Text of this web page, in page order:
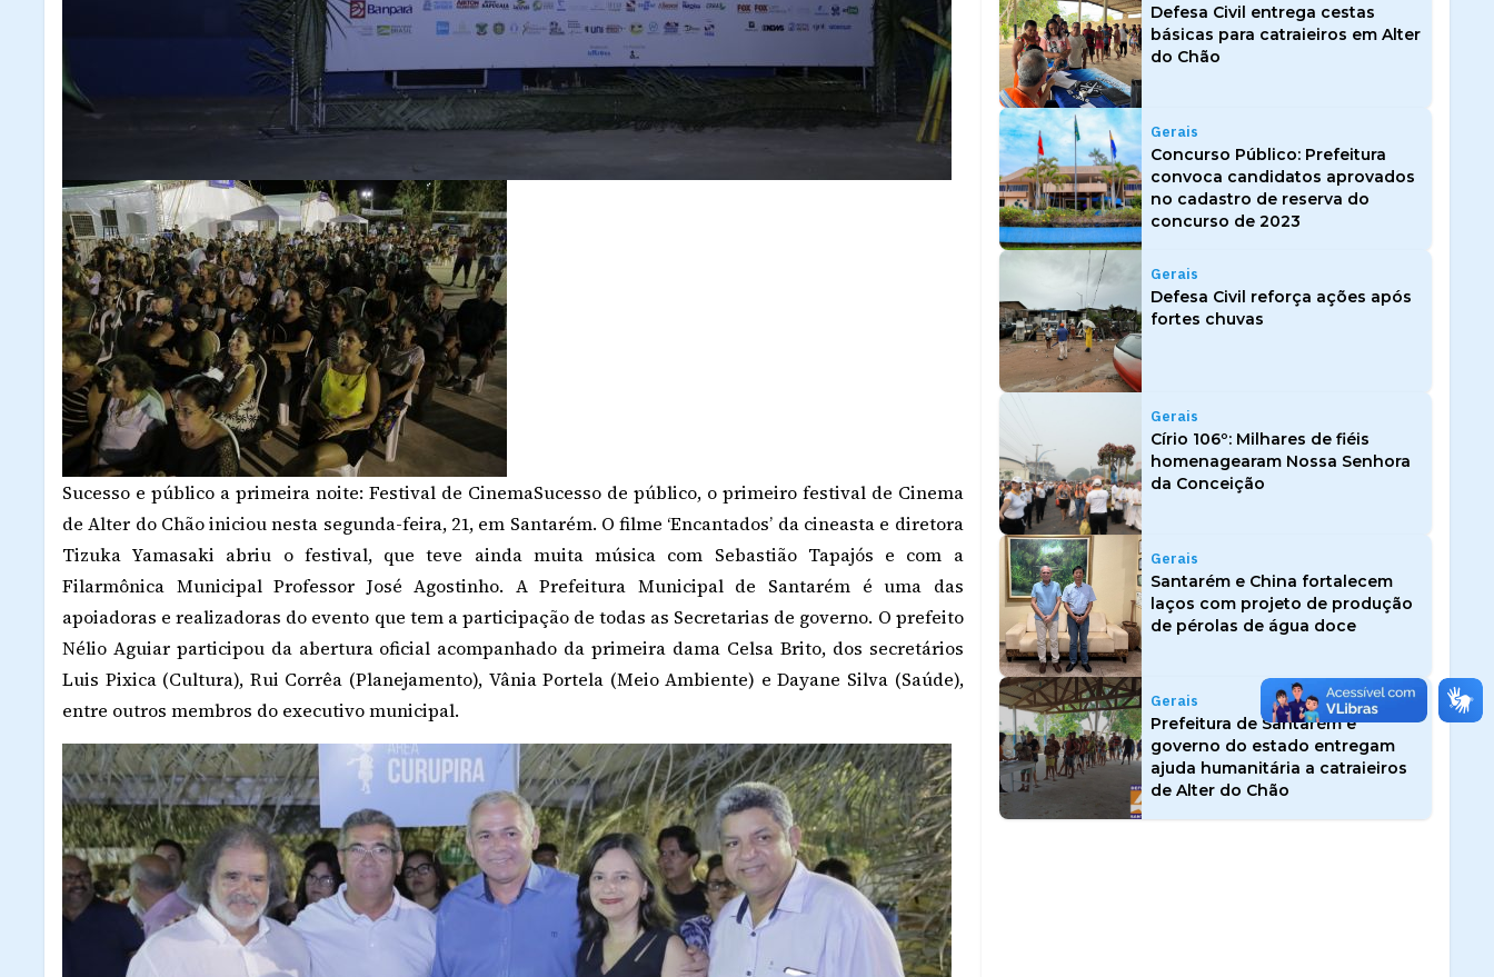
Sucesso e público a primeira noite: Festival de CinemaSucesso de público, o primeiro festival de Cinema
de Alter do Chão iniciou nesta segunda-feira, 21, em Santarém. O filme ‘Encantados’ da cineasta e diretora
Tizuka Yamasaki abriu o festival, que teve ainda muita música com Sebastião Tapajós e com a
Filarmônica Municipal Professor José Agostinho. A Prefeitura Municipal de Santarém é uma das
apoiadoras e realizadoras do evento que tem a participação de todas as Secretarias de governo. O prefeito
Nélio Aguiar participou da abertura oficial acompanhado da primeira dama Celsa Brito, dos secretários
Luis Pixica (Cultura), Rui Corrêa (Planejamento), Vânia Portela (Meio Ambiente) e Dayane Silva (Saúde),
entre outros membros do executivo municipal.
Defesa Civil entrega cestas
básicas para catraieiros em Alter
do Chão
Gerais
Concurso Público: Prefeitura
convoca candidatos aprovados
no cadastro de reserva do
concurso de 2023
Gerais
Defesa Civil reforça ações após
fortes chuvas
Gerais
Círio 106º: Milhares de fiéis
homenagearam Nossa Senhora
da Conceição
Gerais
Santarém e China fortalecem
laços com projeto de produção
de pérolas de água doce
Gerais
Prefeitura de Santarém e
governo do estado entregam
ajuda humanitária a catraieiros
de Alter do Chão